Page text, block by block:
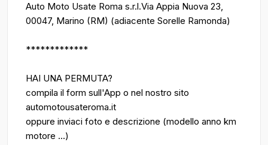
Auto Moto Usate Roma s.r.l.Via Appia Nuova 23,
00047, Marino (RM) (adiacente Sorelle Ramonda)
*************
HAI UNA PERMUTA?
compila il form sull'App o nel nostro sito
automotousateroma.it
oppure inviaci foto e descrizione (modello anno km
motore ...)